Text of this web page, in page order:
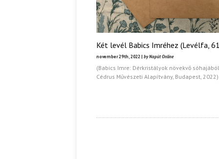
Két levél Babics Imréhez (Levélfa,
november 29th, 2022 | by Napút Online
(Babics Imre: Dérkristályok növekvő
Cédrus Művészeti Alapítvány, Budapest, 2022)